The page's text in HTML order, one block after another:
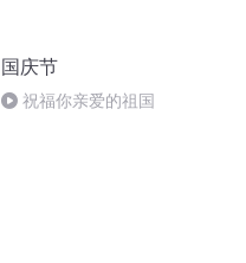
国庆节
祝福你亲爱的祖国